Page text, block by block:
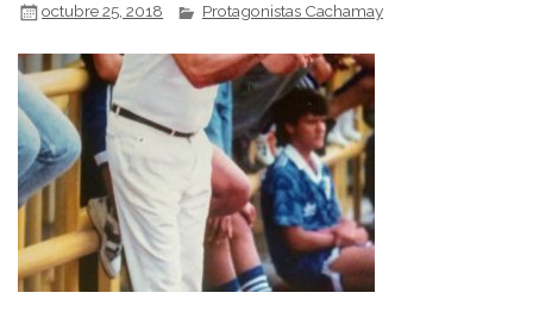
octubre 25, 2018 Protagonistas Cachamay